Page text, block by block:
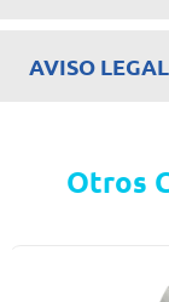
AVISO LEGAL
Otros